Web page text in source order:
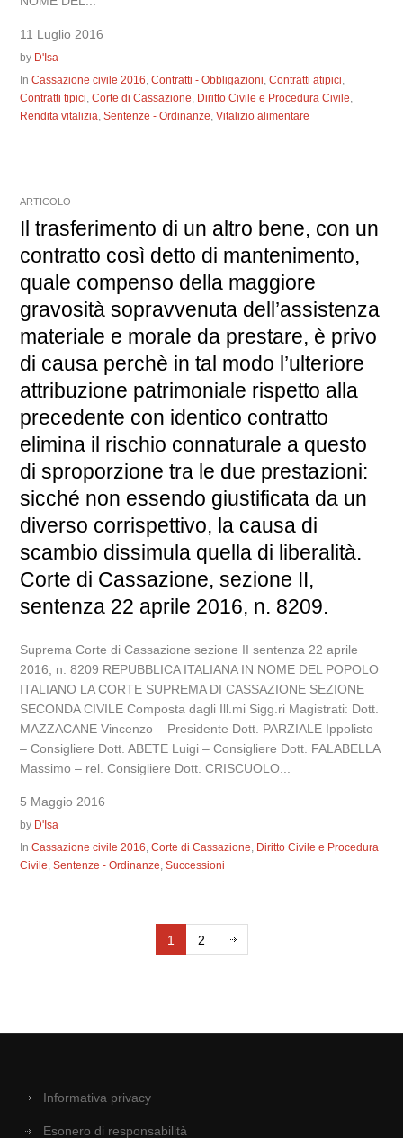
11 Luglio 2016
by D'Isa
InCassazione civile 2016,Contratti - Obbligazioni,Contratti atipici,
Contratti tipici,Corte di Cassazione, Diritto Civile e Procedura Civile,
Rendita vitalizia,Sentenze - Ordinanze,Vitalizio alimentare
ARTICOLO
Il trasferimento di un altro bene, con un
contratto così detto di mantenimento,
quale compenso della maggiore
gravosità sopravvenuta dell’assistenza
materiale e morale da prestare, è privo
di causa perchè in tal modo l’ulteriore
attribuzione patrimoniale rispetto alla
precedente con identico contratto
elimina il rischio connaturale a questo
di sproporzione tra le due prestazioni:
sicché non essendo giustificata da un
diverso corrispettivo, la causa di
scambio dissimula quella di liberalità.
Corte di Cassazione, sezione II,
sentenza 22 aprile 2016, n. 8209.
Suprema Corte di Cassazione sezione II sentenza 22 aprile
2016, n. 8209 REPUBBLICA ITALIANA IN NOME DEL POPOLO
ITALIANO LA CORTE SUPREMA DI CASSAZIONE SEZIONE
SECONDA CIVILE Composta dagli Ill.mi Sigg.ri Magistrati: Dott.
MAZZACANE Vincenzo – Presidente Dott. PARZIALE Ippolisto
– Consigliere Dott. ABETE Luigi – Consigliere Dott. FALABELLA
Massimo – rel. Consigliere Dott. CRISCUOLO...
5 Maggio 2016
by D'Isa
InCassazione civile 2016,Corte di Cassazione, Diritto Civile e Procedura
Civile,Sentenze - Ordinanze,Successioni
1 2
Informativa privacy
Esonero di responsabilità